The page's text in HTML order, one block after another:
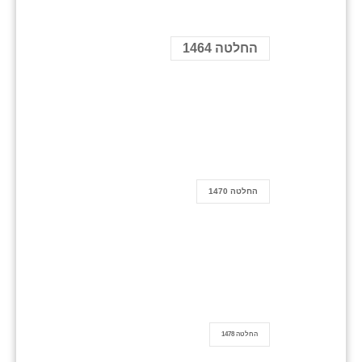
החלטה 1464
החלטה 1470
החלטה 1478